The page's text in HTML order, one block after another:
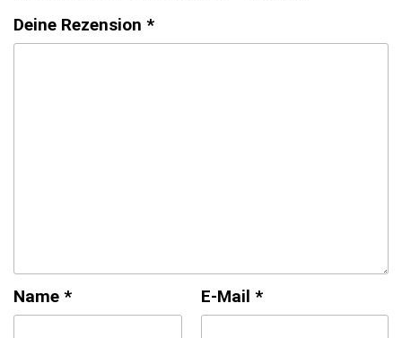
Deine Rezension *
Name * E-Mail *